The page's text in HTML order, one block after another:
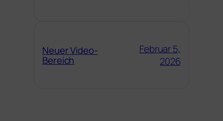
Neuer Video-
Bereich
Februar 5,
2026